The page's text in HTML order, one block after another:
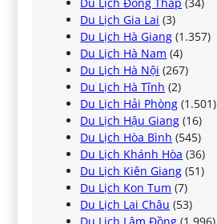
Du Lịch Gia Lai (3)
Du Lịch Hà Giang (1.357)
Du Lịch Hà Nam (4)
Du Lịch Hà Nội (267)
Du Lịch Hà Tĩnh (2)
Du Lịch Hải Phòng (1.501)
Du Lịch Hậu Giang (16)
Du Lịch Hòa Bình (545)
Du Lịch Khánh Hòa (36)
Du Lịch Kiên Giang (51)
Du Lịch Kon Tum (7)
Du Lịch Lai Châu (53)
Du Lịch Lâm Đồng (1.996)